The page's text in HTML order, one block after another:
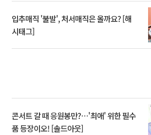
입추매직 '불발', 처서매직은 올까요? [해
시태그]
콘서트 갈 때 응원봉만?⋯'최애' 위한 필수
품 등장이오! [솔드아웃]